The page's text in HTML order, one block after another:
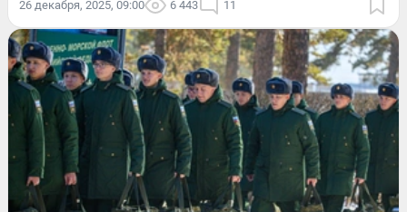
26 декабря, 2025, 09:00 6 443 11